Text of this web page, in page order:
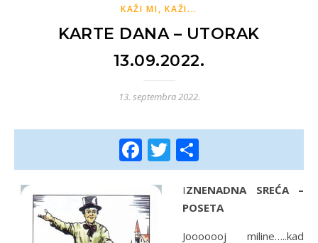
KAŽI MI, KAŽI...
KARTE DANA – UTORAK
13.09.2022.
13. septembra 2022.
Facebook
Twitter
IZNENADNA SREĆA –
POSETA
Jooooooj miline…..kad